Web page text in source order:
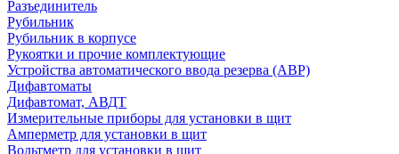
Разъединитель
Рубильник
Рубильник в корпусе
Рукоятки и прочие комплектующие
Устройства автоматического ввода резерва (АВР)
Дифавтоматы
Дифавтомат, АВДТ
Измерительные приборы для установки в щит
Амперметр для установки в щит
Вольтметр для установки в щит